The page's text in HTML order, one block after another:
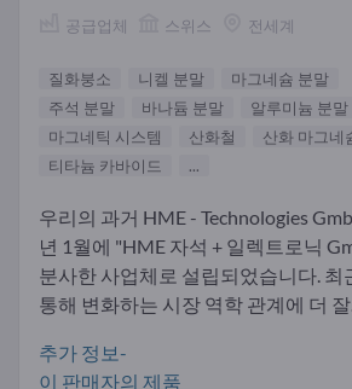
공급업체 스위스 전세계
질화붕소 니켈 분말
마그네슘 분말
주석 분말
바나듐 분말
알루미늄 분말
마그네틱 시스템
산화철
산화 마그네
티타늄 카바이드
...
우리의 과거 HME - Technologies
년 1월에 "HME 자석 + 일렉트로닉
분사한 사업체로 설립되었습니다. 최
통해 변화하는 시장 역학 관계에 더 잘
추가 정보-
이 판매자의 제품